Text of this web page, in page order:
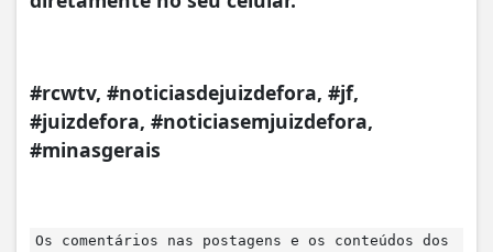
#rcwtv, #noticiasdejuizdefora, #jf,
#juizdefora, #noticiasemjuizdefora,
#minasgerais
Os comentários nas postagens e os conteúdos dos